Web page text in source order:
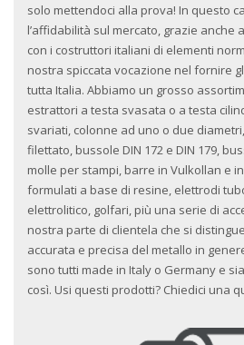
solo mettendoci alla prova! In questo
l’affidabilità sul mercato, grazie anche
con i costruttori italiani di elementi
nostra spiccata vocazione nel fornire
tutta Italia. Abbiamo un grosso
estrattori a testa svasata o a testa
svariati, colonne ad uno o due
filettato, bussole DIN 172 e DIN 179,
molle per stampi, barre in Vulkollan e
formulati a base di resine, elettrodi
elettrolitico, golfari, più una serie di
nostra parte di clientela che si
accurata e precisa del metallo in
sono tutti made in Italy o Germany e
così. Usi questi prodotti? Chiedici una